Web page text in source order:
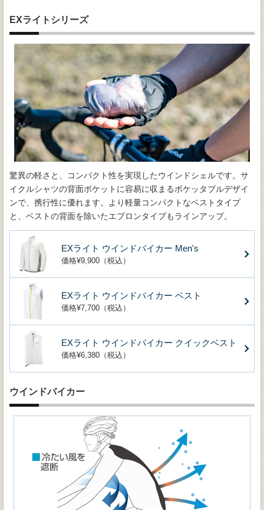
EXライトシリーズ
驚異の軽さと、コンパクト性を実現したウインドシェルです。サ
イクルシャツの背面ポケットに容易に収まるポケッタブルデザイ
ンで、携行性に優れます。より軽量コンパクトなベストタイプ
と、ベストの背面を除いたエプロンタイプもラインアップ。
EXライト ウインドバイカー Men's
価格¥9,900（税込）
EXライト ウインドバイカー ベスト
価格¥7,700（税込）
EXライト ウインドバイカー クイックベスト
価格¥6,380（税込）
ウインドバイカー